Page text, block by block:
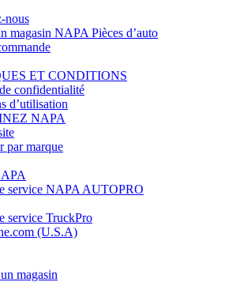
nous
magasin NAPA Pièces d’auto
ET CONDITIONS
confidentialité
d’utilisation
NAPA
par marque
service NAPA AUTOPRO
service TruckPro
(U.S.A)
magasin